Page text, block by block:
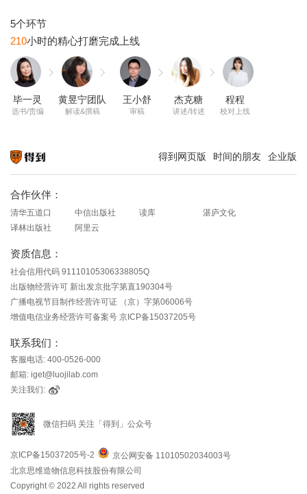
210
毕一灵
选书/责编
黄昱宁团队
解读&撰稿
王小舒
审稿
杰克糖
讲述/转述
程程
校对上线
得到网页版 时间的朋友 企业版
合作伙伴：
清华五道口 中信出版社 读库
湛庐文化
译林出版社
阿里云
资质信息：
社会信用代码 91110105306338805Q
出版物经营许可 新出发京批字第直190304号
广播电视节目制作经营许可证 （京）字第06006号
增值电信业务经营许可备案号 京ICP备15037205号
联系我们：
客服电话: 400-0526-000
邮箱: iget@luojilab.com
关注我们:
微信扫码 关注「得到」公众号
京ICP备15037205号-2
京公网安备 11010502034003号
北京思维造物信息科技股份有限公司
Copyright © 2022 All rights reserved